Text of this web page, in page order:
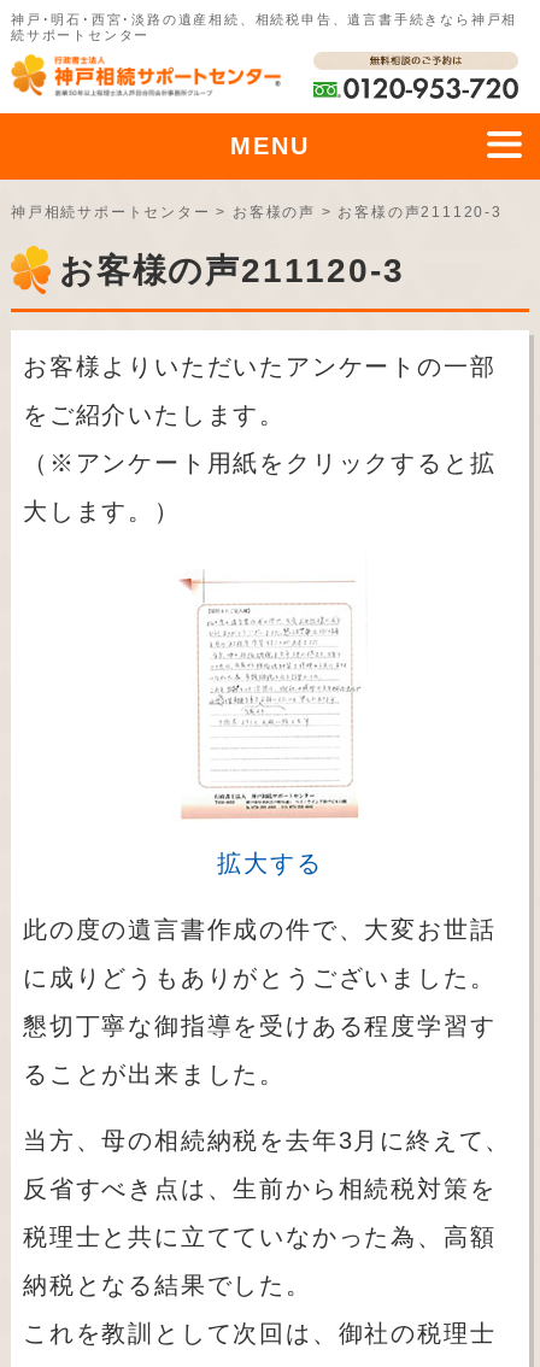
神戸･明石･西宮･淡路の遺産相続、相続税申告、遺言書手続きなら神戸相
続サポートセンター
MENU
神戸相続サポートセンター > お客様の声 > お客様の声211120-3
お客様の声211120-3
お客様よりいただいたアンケートの一部
をご紹介いたします。
（※アンケート用紙をクリックすると拡
大します。）
拡大する
此の度の遺言書作成の件で、大変お世話
に成りどうもありがとうございました。
懇切丁寧な御指導を受けある程度学習す
ることが出来ました。
当方、母の相続納税を去年3月に終えて、
反省すべき点は、生前から相続税対策を
税理士と共に立てていなかった為、高額
納税となる結果でした。
これを教訓として次回は、御社の税理士